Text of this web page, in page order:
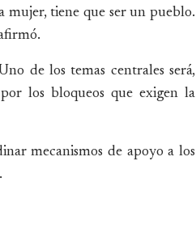
mujer, tiene que ser un pueblo.
de los temas centrales será,
los bloqueos que exigen la
mecanismos de apoyo a los